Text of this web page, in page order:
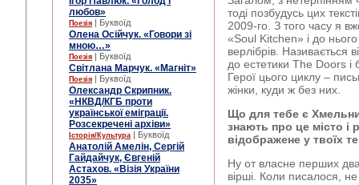
любов»
Поезія | Буквоїд
Олена Осійчук. «Говори зі
мною…»
Поезія | Буквоїд
Світлана Марчук. «Магніт»
Поезія | Буквоїд
Олександр Скрипник.
«НКВД/КГБ проти
української еміграції.
Розсекречені архіви»
Історія/Культура | Буквоїд
Анатолій Амелін, Сергій
Гайдайчук, Євгеній
Астахов. «Візія України
2035»
тоді позбудусь цих
2009-го. З того часу я
«Soul Kitchen» і до
верлібрів.
до естетики The Doors і
Герої цього циклу –
жінки, куди ж без них.
Що для тебе є
знають про це місто і
відображене у твоїх
Ну от власне перших
вірші. Коли писалося,